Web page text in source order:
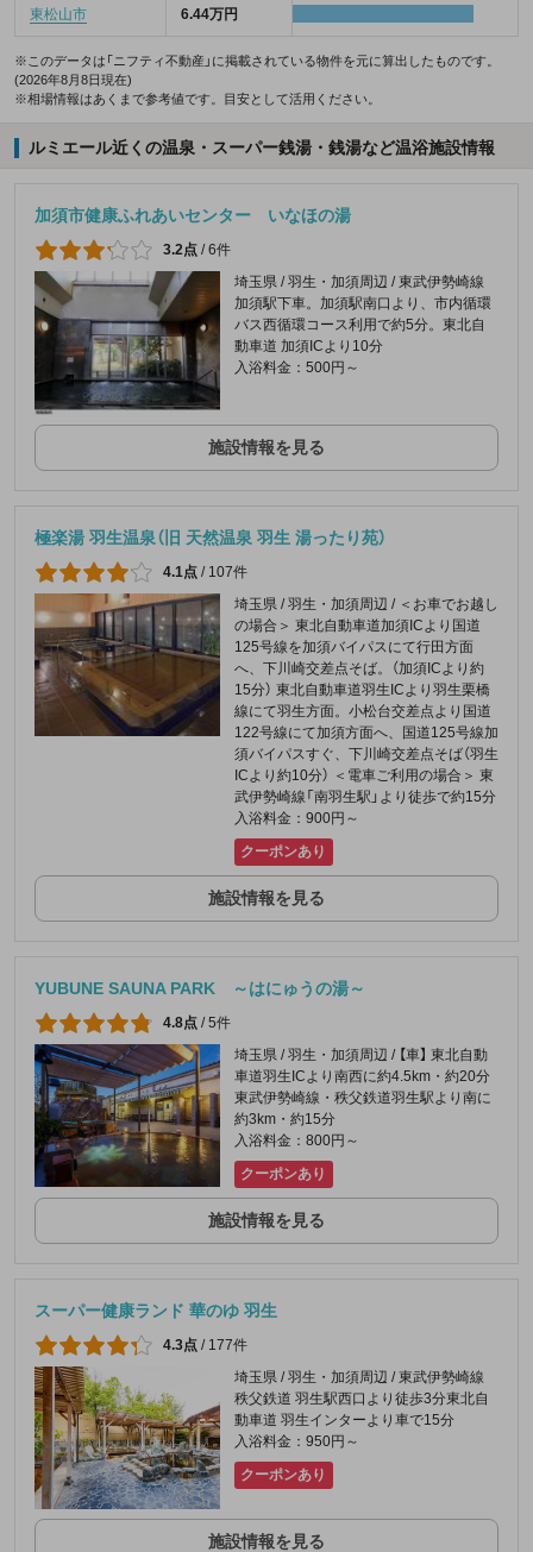
東松山市 6.44万円
※このデータは「ニフティ不動産」に掲載されている物件を元に算出したものです。
(2026年8月8日現在)
※相場情報はあくまで参考値です。目安として活用ください。
ルミエール近くの温泉・スーパー銭湯・銭湯など温浴施設情報
加須市健康ふれあいセンター いなほの湯
3.2点 /6件
埼玉県 / 羽生・加須周辺 / 東武伊勢崎線
加須駅下車。加須駅南口より、市内循環
バス西循環コース利用で約5分。東北自
動車道 加須ICより10分
入浴料金：500円～
施設情報を見る
極楽湯 羽生温泉（旧 天然温泉 羽生 湯ったり苑）
4.1点 / 107件
埼玉県 / 羽生・加須周辺 / ＜お車でお越し
の場合＞ 東北自動車道加須ICより国道
125号線を加須バイパスにて行田方面
へ、下川崎交差点そば。（加須ICより約
15分） 東北自動車道羽生ICより羽生栗橋
線にて羽生方面。小松台交差点より国道
122号線にて加須方面へ、国道125号線加
須バイパスすぐ、下川崎交差点そば（羽生
ICより約10分） ＜電車ご利用の場合＞ 東
武伊勢崎線「南羽生駅」より徒歩で約15分
入浴料金：900円～
クーポンあり
施設情報を見る
YUBUNE SAUNA PARK ～はにゅうの湯～
4.8点 /5件
埼玉県 / 羽生・加須周辺 / 【車】 東北自動
車道羽生ICより南西に約4.5km・約20分
東武伊勢崎線・秩父鉄道羽生駅より南に
約3km・約15分
入浴料金：800円～
クーポンあり
施設情報を見る
スーパー健康ランド 華のゆ 羽生
4.3点 / 177件
埼玉県 / 羽生・加須周辺 / 東武伊勢崎線
秩父鉄道 羽生駅西口より徒歩3分東北自
動車道 羽生インターより車で15分
入浴料金：950円～
クーポンあり
施設情報を見る